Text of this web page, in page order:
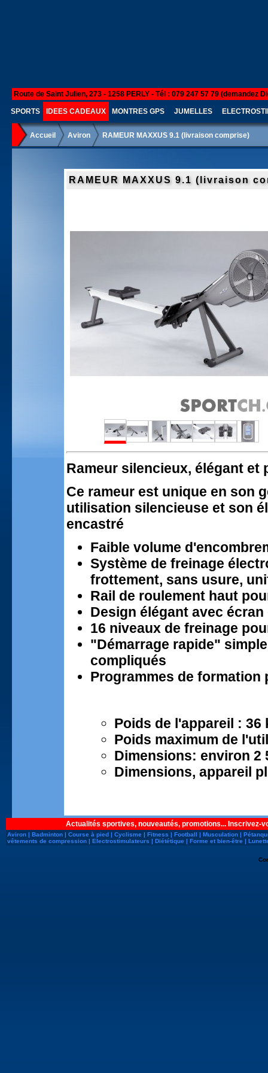
Route de Saint Julien, 273 - 1258 PERLY - Tél : 079 247 57 79 (demandez
SPORTS IDEES CADEAUX MONTRES GPS JUMELLES
Accueil Aviron RAMEUR MAXXUS 9.1 (livraison comprise)
RAMEUR MAXXUS 9.1 (livraison
Rameur silencieux, élégant et
Ce rameur est unique en son
utilisation silencieuse et son
encastré
Faible volume
Système de freinage
frottement, sans usure,
Rail de roulement haut
Design élégant avec
16 niveaux de freinage
"Démarrage rapide"
compliqués
Programmes de
Poids de l'appareil : 36
Poids maximum de
Dimensions: environ 2
Dimensions, appareil
Actualités sportives, nouveautés, promotions... Inscrivez-
Aviron | Badminton | Course à pied | Cyclisme | Fitness | Football | Musculation |
vêtements de compression | Electrostimulateurs | Diététique | Forme et bien-être |